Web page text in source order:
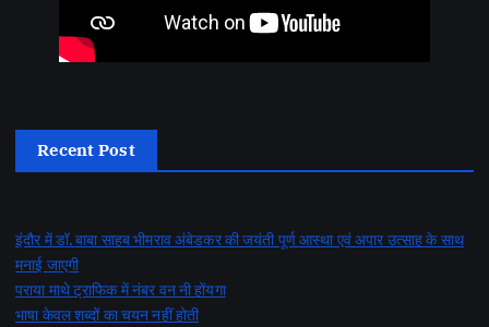
Recent Post
इंदौर में डॉ. बाबा साहब भीमराव अंबेडकर की जयंती पूर्ण आस्था एवं अपार उत्साह के साथ
मनाई जाएगी
पराया माथे ट्राफिक में नंबर वन नी होंयगा
भाषा केवल शब्दों का चयन नहीं होती